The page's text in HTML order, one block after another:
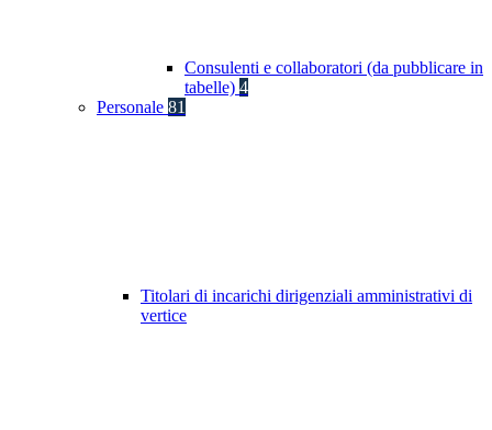
Consulenti e collaboratori (da pubblicare in
tabelle) 4
Personale 81
Titolari di incarichi dirigenziali amministrativi di
vertice